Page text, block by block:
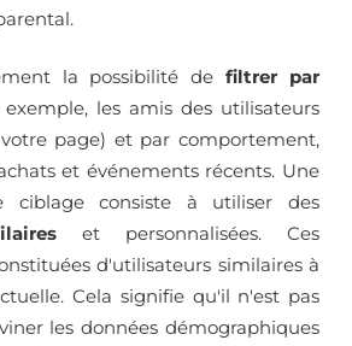
la possibilité defiltrer par
exemple, les amis des utilisateurs
page) et par comportement,
et événements récents. Une
ciblage consiste à utiliser des
et personnalisées. Ces
d'utilisateurs similaires à
Cela signifie qu'il n'est pas
les données démographiques